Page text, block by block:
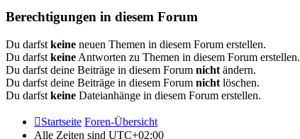
Berechtigungen in diesem Forum
Du darfst keine neuen Themen in diesem Forum erstellen.
Du darfst keine Antworten zu Themen in diesem Forum erstellen.
Du darfst deine Beiträge in diesem Forum nicht ändern.
Du darfst deine Beiträge in diesem Forum nicht löschen.
Du darfst keine Dateianhänge in diesem Forum erstellen.
Startseite Foren-Übersicht
Alle Zeiten sind UTC+02:00